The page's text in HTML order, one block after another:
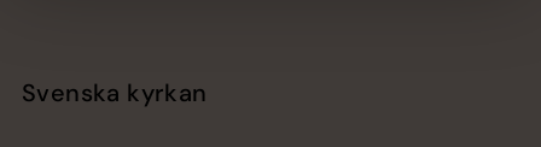
Svenska kyrkan